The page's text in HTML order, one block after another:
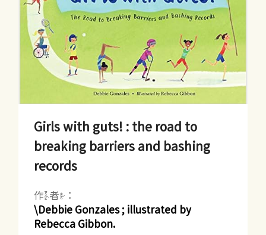
Girls with guts! : the road to
breaking barriers and bashing
records
作者：
\Debbie Gonzales ; illustrated by
Rebecca Gibbon.